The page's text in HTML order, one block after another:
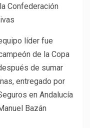
Confederación
líder fue
de la Copa
de sumar
entregado por
en Andalucía
Bazán